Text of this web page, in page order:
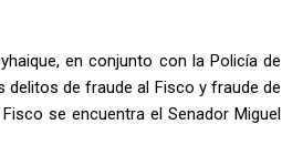
en conjunto con la Policía de
de fraude al Fisco y fraude de
se encuentra el Senador Miguel